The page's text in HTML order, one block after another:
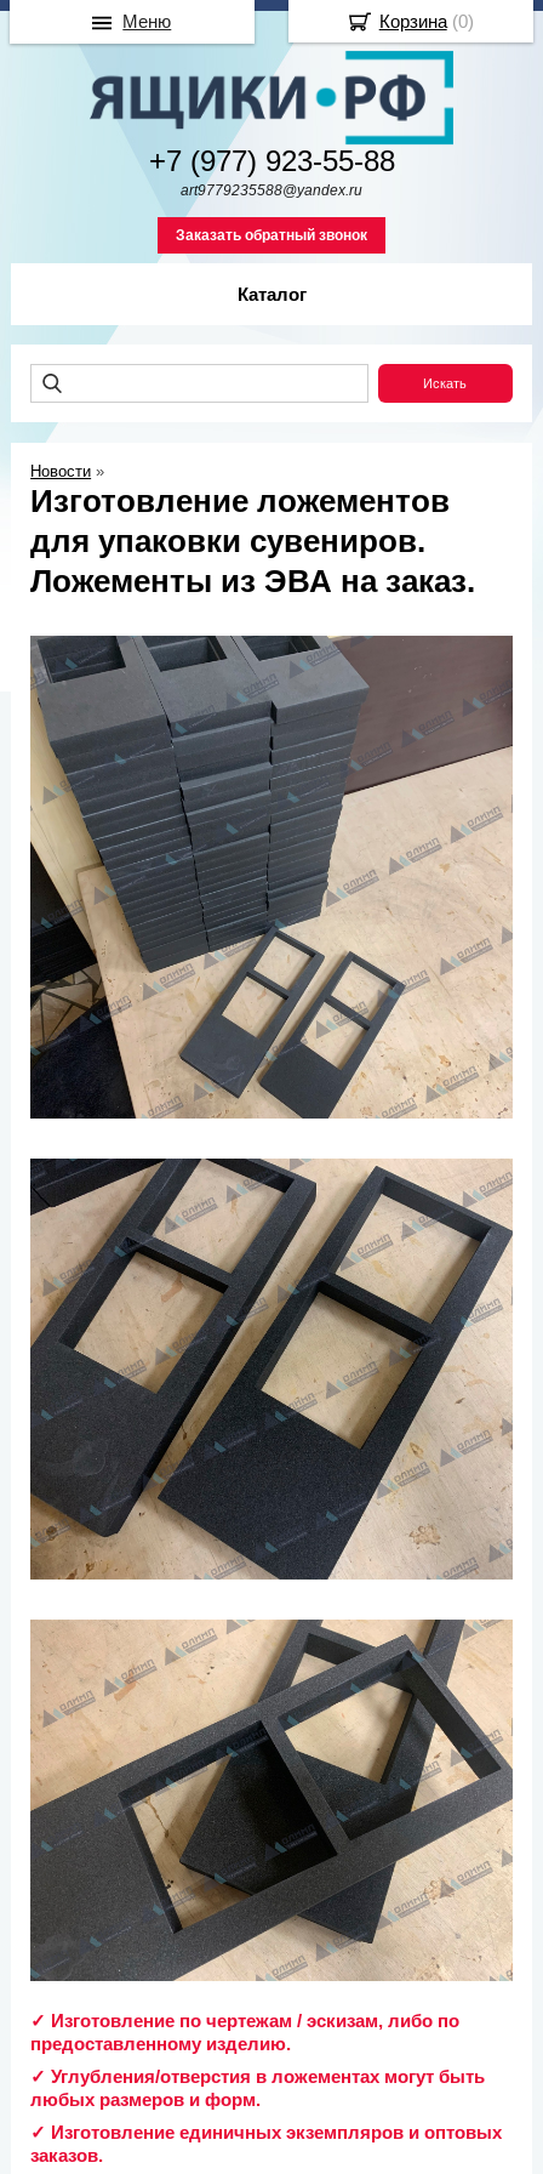
+7 (977) 923-55-88
art9779235588@yandex.ru
Заказать обратный звонок
Каталог
Новости »
Изготовление ложементов
для упаковки сувениров.
Ложементы из ЭВА на заказ.
✓ Изготовление по чертежам / эскизам, либо по
предоставленному изделию.
✓ Углубления/отверстия в ложементах могут быть
любых размеров и форм.
✓ Изготовление единичных экземпляров и оптовых
заказов.
Корзина(0)
Меню